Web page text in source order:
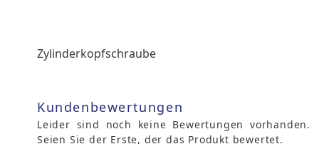
Zylinderkopfschraube
Kundenbewertungen
Leider sind noch keine Bewertungen vorhanden.
Seien Sie der Erste, der das Produkt bewertet.